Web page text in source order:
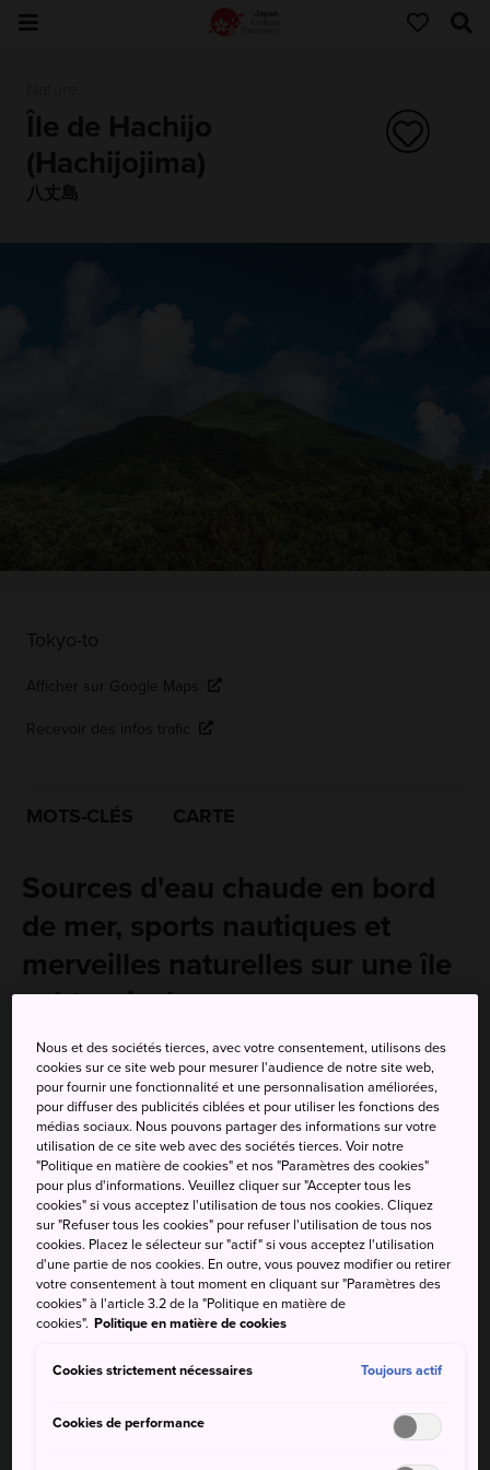
Île de Hachijo
(Hachijojima)
八丈島
Tokyo-to
Afficher sur Google Maps
Recevoir des infos trafic
MOTS-CLÉS CARTE
Sources d'eau chaude en bord
de mer, sports nautiques et
merveilles naturelles sur une île
subtropicale
Visitez l'île de Hachijojima pour plonger dans une nature
intacte, une chaleur bienfaisante et des eaux chaudes.
Partez pour des aventures de snorkeling dans ce paradis
en grande partie intact.
À ne pas manquer
Faire de la plongée ou du snorkeling pour voir
des poissons tropicaux
l'île
Visiter le musée d'histoire de l'île de Hachijo
Nous et des sociétés tierces, avec votre consentement, utilisons des
cookies sur ce site web pour mesurer l'audience de notre site web,
pour fournir une fonctionnalité et une personnalisation améliorées,
pour diffuser des publicités ciblées et pour utiliser les fonctions des
médias sociaux. Nous pouvons partager des informations sur votre
utilisation de ce site web avec des sociétés tierces. Voir notre
"Politique en matière de cookies" et nos "Paramètres des cookies"
pour plus d'informations. Veuillez cliquer sur "Accepter tous les
cookies" si vous acceptez l'utilisation de tous nos cookies. Cliquez
sur "Refuser tous les cookies" pour refuser l'utilisation de tous nos
cookies. Placez le sélecteur sur "actif" si vous acceptez l'utilisation
d'une partie de nos cookies. En outre, vous pouvez modifier ou retirer
votre consentement à tout moment en cliquant sur "Paramètres des
cookies" à l'article 3.2 de la "Politique en matière de
cookies". Politique en matière de cookies
Cookies strictement nécessaires Toujours actif
Cookies de performance